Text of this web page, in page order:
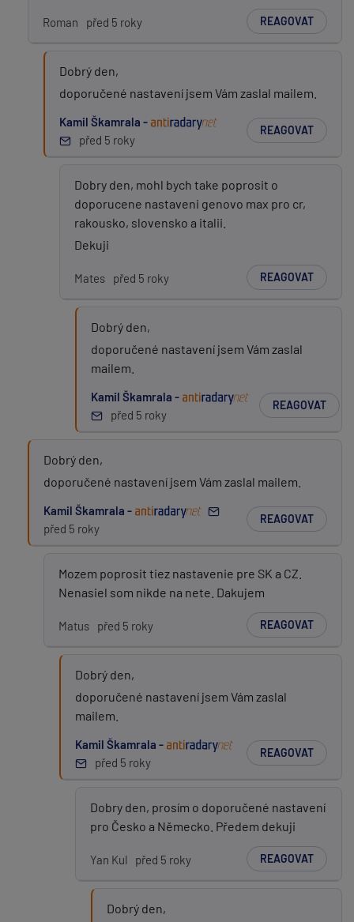
Roman před 5 roky REAGOVAT
Dobrý den,
doporučené nastavení jsem Vám zaslal mailem.
Kamil Škamrala -
před 5 roky
REAGOVAT
Dobry den, mohl bych take poprosit o
doporucene nastaveni genovo max pro cr,
rakousko, slovensko a italii.
Dekuji
Mates před 5 roky REAGOVAT
Dobrý den,
doporučené nastavení jsem Vám zaslal
mailem.
Kamil Škamrala -
před 5 roky
REAGOVAT
Dobrý den,
doporučené nastavení jsem Vám zaslal mailem.
Kamil Škamrala -
před 5 roky
REAGOVAT
Mozem poprosit tiez nastavenie pre SK a CZ.
Nenasiel som nikde na nete. Dakujem
Matus před 5 roky REAGOVAT
Dobrý den,
doporučené nastavení jsem Vám zaslal
mailem.
Kamil Škamrala -
před 5 roky
REAGOVAT
Dobry den, prosím o doporučené nastavení
pro Česko a Německo. Předem dekuji
Yan Kul před 5 roky REAGOVAT
Dobrý den,